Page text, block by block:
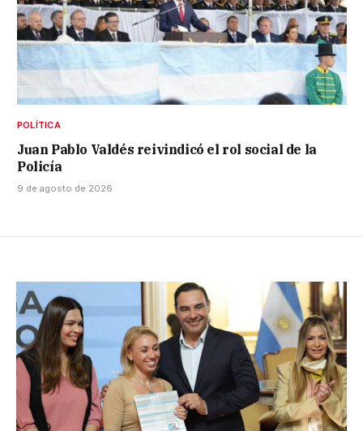
POLÍTICA
Juan Pablo Valdés reivindicó el rol social de la
Policía
9 de agosto de 2026